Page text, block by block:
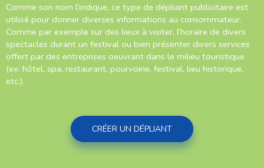
Comme son nom l’indique, ce type de dépliant publicitaire est
utilisé pour donner diverses informations au consommateur.
Comme par exemple sur des lieux à visiter, l’horaire de divers
spectacles durant un festival ou bien présenter divers services
offert par des entreprises oeuvrant dans le milieu touristique
(ex: hôtel, spa, restaurant, pourvoirie, festival, lieu historique,
etc.).
CRÉER UN DÉPLIANT